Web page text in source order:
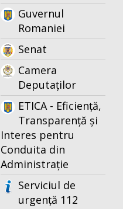
Guvernul
Romaniei
Senat
Camera
Deputaților
ETICA - Eficiență,
Transparență și
Interes pentru
Conduita din
Administrație
Serviciul de
urgență 112